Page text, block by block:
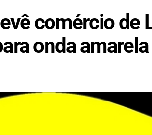
comércio de
onda amarela